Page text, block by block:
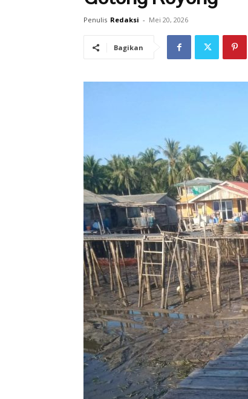
Penulis Redaksi - Mei 20, 2026
Bagikan